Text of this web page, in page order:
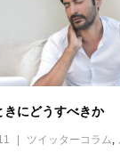
きにどうすべきか
ツイッターコラム